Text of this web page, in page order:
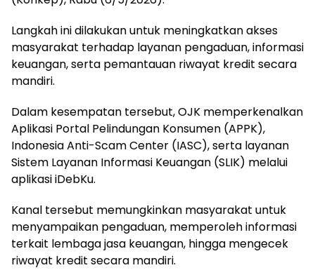
Langkah ini dilakukan untuk meningkatkan akses
masyarakat terhadap layanan pengaduan, informasi
keuangan, serta pemantauan riwayat kredit secara
mandiri.
Dalam kesempatan tersebut, OJK memperkenalkan
Aplikasi Portal Pelindungan Konsumen (APPK),
Indonesia Anti-Scam Center (IASC), serta layanan
Sistem Layanan Informasi Keuangan (SLIK) melalui
aplikasi iDebKu.
Kanal tersebut memungkinkan masyarakat untuk
menyampaikan pengaduan, memperoleh informasi
terkait lembaga jasa keuangan, hingga mengecek
riwayat kredit secara mandiri.